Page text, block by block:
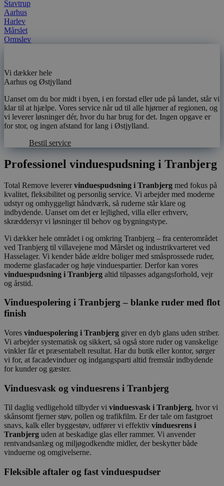
Stavtrup
Aarhus
Harlev
Mårslet
Ormslev
Vi dækker hele
Aarhus og Østjylland
Uanset om du bor midt i byen, i en forstad eller ude på landet, står vi
klar til at hjælpe. Vores service når ud til alle hjørner af regionen, og
vi leverer løsninger dér, hvor du har brug for det. Ingen opgave er
for stor, og ingen afstand for lang i Østjylland.
Bestil service
Professionel vinduespudsning i Tranbjerg
Total Remove leverervinduespudsning i Tranbjerg med fokus på
kvalitet, fleksibilitet og personlig service. Vi arbejder med moderne
udstyr og omhyggeligt håndværk, så ruderne står klare og
indbydende. Uanset om det er lejlighed, villa eller erhverv,
skræddersyr vi løsninger til behov og bygningstype.
Vi dækker hele området i og omkring Tranbjerg – fra centerområdet
ved Tranbjerg til villavejene mod Mårslet og industrikvarteret ved
Hasselager. Vi kender både ældre boliger med småsprossede ruder,
moderne glasfacader og høje vinduespartier. Derfor kan vores
vinduespudsning i Tranbjerg altid tilpasses adgangsforhold, vejr
og årstid.
Vinduespolering i Tranbjerg – blanke ruder med flot
finish
Vores vinduespolering i Tranbjerg giver en dyb glans uden striber.
Vi arbejder systematisk og sikkert, så også store ruder og vanskelige
vinkler får et præsentabelt resultat. Har du butik eller kontor, sørger
vi for, at facadevinduer og indgangsparti altid fremstår indbydende
for kunder og gæster.
Vinduesvask og vinduesrens i Tranbjerg
Til daglig vedligehold tilbyder vi vinduesvask i Tranbjerg, hvor vi
skånsomt fjerner støv, pollen og trafikfilm. Er der tale om fastgroet
snavs, kalk eller byggestøv, udfører vi effektiv vinduesrens i
Tranbjerg uden at beskadige glas eller rammer. Vi anvender
rentvandsanlæg og miljøgodkendte midler, der beskytter både
vinduerne og omgivelserne.
Fleksible aftaler og fast vinduespudser